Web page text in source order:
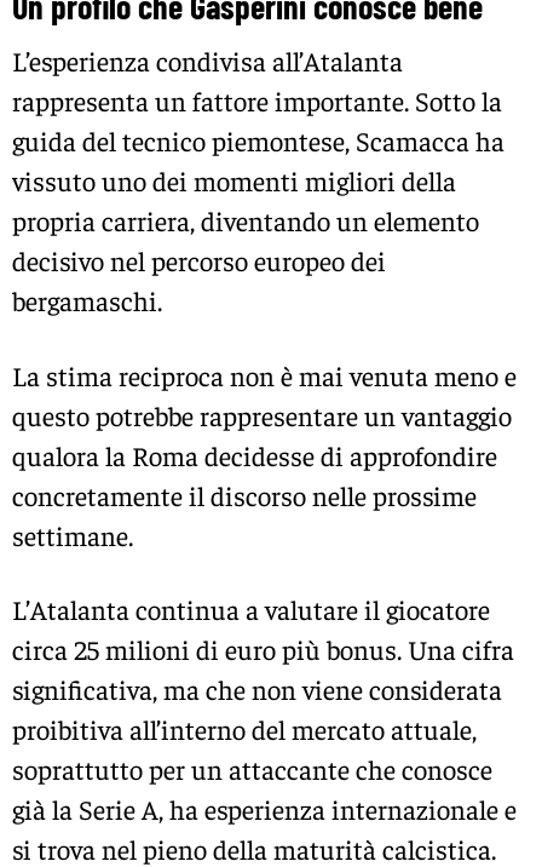
L’esperienza condivisa all’Atalanta
rappresenta un fattore importante. Sotto la
guida del tecnico piemontese, Scamacca ha
vissuto uno dei momenti migliori della
propria carriera, diventando un elemento
decisivo nel percorso europeo dei
bergamaschi.
La stima reciproca non è mai venuta meno e
questo potrebbe rappresentare un vantaggio
qualora la Roma decidesse di approfondire
concretamente il discorso nelle prossime
settimane.
L’Atalanta continua a valutare il giocatore
circa 25 milioni di euro più bonus. Una cifra
significativa, ma che non viene considerata
proibitiva all’interno del mercato attuale,
soprattutto per un attaccante che conosce
già la Serie A, ha esperienza internazionale e
si trova nel pieno della maturità calcistica.